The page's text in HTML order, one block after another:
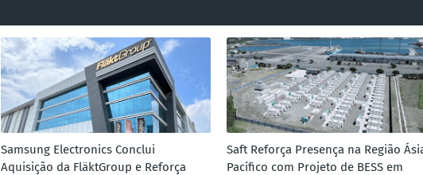
Samsung Electronics Conclui
Aquisição da FläktGroup e Reforça
Saft Reforça Presença na Região
Pacífico com Projeto de BESS em